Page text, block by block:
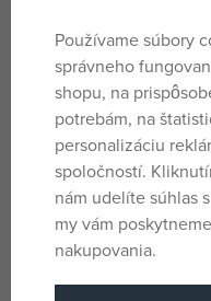
Veľkosť 20 cm.
Parametre
Pohlavie
Licencia
Materiál
Používame súbory
správneho
shopu, na
potrebám, na
personalizáciu
spoločností.
nám udelíte súhlas
my vám
nakupovania.